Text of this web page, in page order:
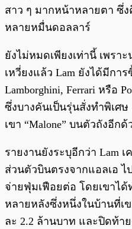
สาว ๆ มากหน้าหลายตา ซึ่ง
หลายหมื่นดอลลาร์
ยังไม่หมดเพียงเท่านี้ เพรา
เหวี่ยงแล้ว Lam ยังได้มีกา
Lamborghini, Ferrari หรือ
ซึ่งบางคันเป็นรุ่นสั่งทำพิเศ
เขา “Malone” บนตัวถังอีกด้
รายงานยังระบุอีกว่า Lam
ส่วนตัวบินตรงจากแอลเอ ไ
จ่ายฟุ่มเฟือยต่อ โดยเขาได้
หลายหลังซึ่งหนึ่งในบ้านที่เ
ละ 2.2 ล้านบาท และปิดท้า